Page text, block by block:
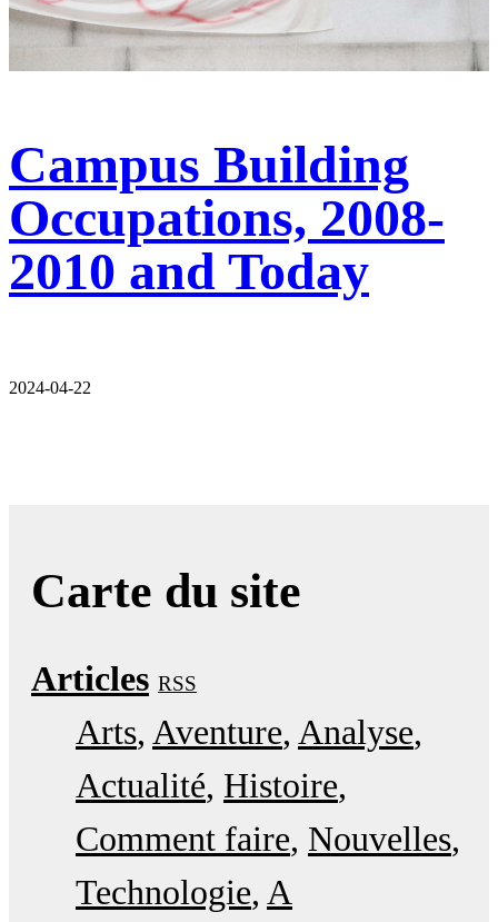
Campus Building
Occupations, 2008-
2010 and Today
2024-04-22
Carte du site
Articles RSS
Arts Aventure Analyse
Actualité Histoire
Comment faire Nouvelles
Technologie A